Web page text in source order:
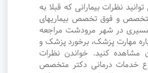
نظرات بیمارانی که قبلا به
و فوق تخصص بیماریهای
در شهر مرودشت مراجعه
مهارت پزشک، برخورد پزشک و
مشاهده کنید. خواندن نظرات
خدمات درمانی دکتر متخصص